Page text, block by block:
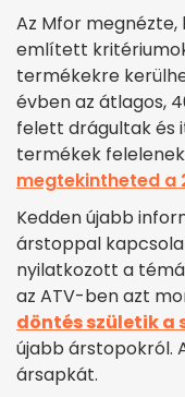
Az Mfor
említett
termékekre
évben az átlagos,
felett drágultak és
termékek
megtekintheted a
Kedden újabb
árstoppal
nyilatkozott a
az ATV-ben azt
döntés születik a
újabb árstopokról.
ársapkát.